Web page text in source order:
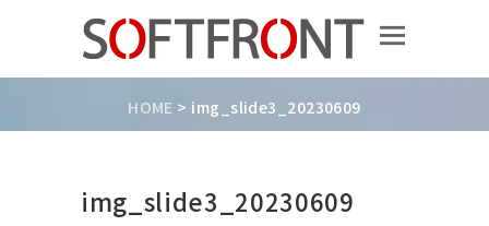
HOME > img_slide3_20230609
img_slide3_20230609